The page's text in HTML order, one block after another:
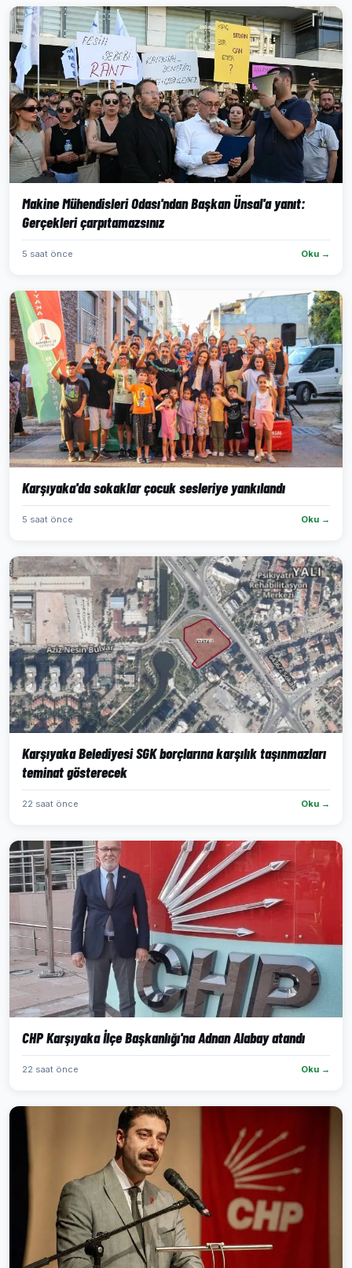
Makine Mühendisleri Odası'ndan Başkan Ünsal'a yanıt:
Gerçekleri çarpıtamazsınız
5 saat önce Oku →
Karşıyaka'da sokaklar çocuk sesleriye yankılandı
5 saat önce Oku →
Karşıyaka Belediyesi SGK borçlarına karşılık taşınmazları
teminat gösterecek
22 saat önce Oku →
CHP Karşıyaka İlçe Başkanlığı'na Adnan Alabay atandı
22 saat önce Oku →